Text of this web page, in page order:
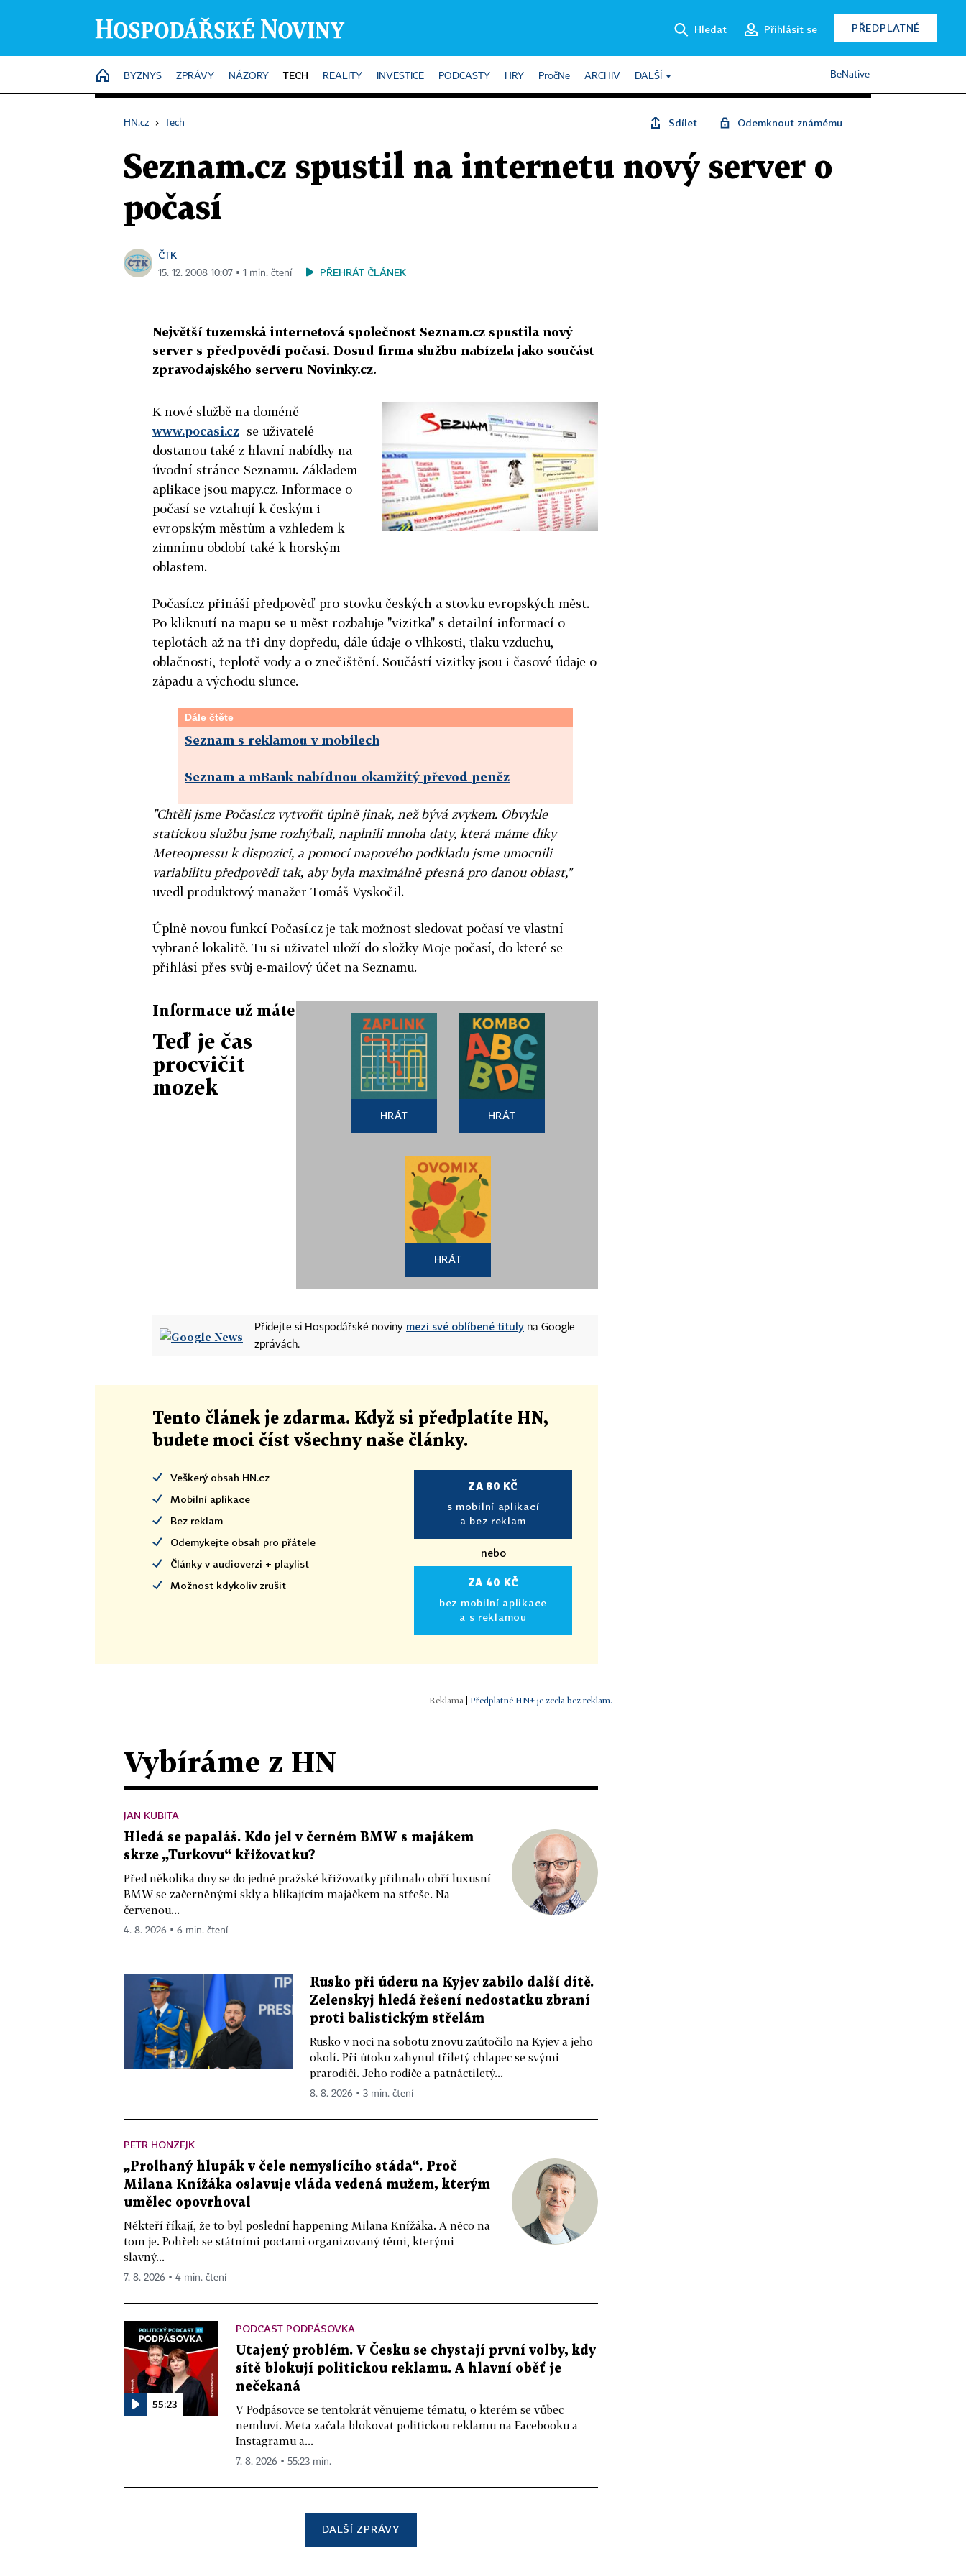
Hledat Přihlásit se PŘEDPLATNÉ
HOME
BYZNYS ZPRÁVY NÁZORY TECH REALITY INVESTICE PODCASTY HRY PročNe ARCHIV DALŠÍ BeNative
HN.cz › Tech Sdílet Odemknout známému
Seznam.cz spustil na internetu nový server o
počasí
ČTK
15. 12. 2008 10:07 ▪ 1 min. čtení PŘEHRÁT ČLÁNEK
Největší tuzemská internetová společnost Seznam.cz spustila nový
server s předpovědí počasí. Dosud firma službu nabízela jako součást
zpravodajského serveru Novinky.cz.
K nové službě na doméně
www.pocasi.cz se uživatelé
dostanou také z hlavní nabídky na
úvodní stránce Seznamu. Základem
aplikace jsou mapy.cz. Informace o
počasí se vztahují k českým i
evropským městům a vzhledem k
zimnímu období také k horským
oblastem.
Počasí.cz přináší předpověď pro stovku českých a stovku evropských měst.
Po kliknutí na mapu se u měst rozbaluje "vizitka" s detailní informací o
teplotách až na tři dny dopředu, dále údaje o vlhkosti, tlaku vzduchu,
oblačnosti, teplotě vody a o znečištění. Součástí vizitky jsou i časové údaje o
západu a východu slunce.
Dále čtěte
Seznam s reklamou v mobilech
Seznam a mBank nabídnou okamžitý převod peněz
"Chtěli jsme Počasí.cz vytvořit úplně jinak, než bývá zvykem. Obvykle
statickou službu jsme rozhýbali, naplnili mnoha daty, která máme díky
Meteopressu k dispozici, a pomocí mapového podkladu jsme umocnili
variabilitu předpovědi tak, aby byla maximálně přesná pro danou oblast,"
uvedl produktový manažer Tomáš Vyskočil.
Úplně novou funkcí Počasí.cz je tak možnost sledovat počasí ve vlastní
vybrané lokalitě. Tu si uživatel uloží do složky Moje počasí, do které se
přihlásí přes svůj e-mailový účet na Seznamu.
Informace už máte
Teď je čas
procvičit
mozek
HRÁT HRÁT
HRÁT
Přidejte si Hospodářské noviny mezi své oblíbené tituly na Google
zprávách.
Tento článek je zdarma. Když si předplatíte HN,
budete moci číst všechny naše články.
Veškerý obsah HN.cz
Mobilní aplikace
Bez reklam
Odemykejte obsah pro přátele
Články v audioverzi + playlist
Možnost kdykoliv zrušit
ZA 80 KČ
s mobilní aplikací
a bez reklam
nebo
ZA 40 KČ
bez mobilní aplikace
a s reklamou
Předplatné HN+ je zcela bez reklam.
Vybíráme z HN
JAN KUBITA
Hledá se papaláš. Kdo jel v černém BMW s majákem
skrze „Turkovu“ křižovatku?
Před několika dny se do jedné pražské křižovatky přihnalo obří luxusní
BMW se začerněnými skly a blikajícím majáčkem na střeše. Na
červenou...
4. 8. 2026 ▪ 6 min. čtení
Rusko při úderu na Kyjev zabilo další dítě.
Zelenskyj hledá řešení nedostatku zbraní
proti balistickým střelám
Rusko v noci na sobotu znovu zaútočilo na Kyjev a jeho
okolí. Při útoku zahynul tříletý chlapec se svými
prarodiči. Jeho rodiče a patnáctiletý...
8. 8. 2026 ▪ 3 min. čtení
PETR HONZEJK
„Prolhaný hlupák v čele nemyslícího stáda“. Proč
Milana Knížáka oslavuje vláda vedená mužem, kterým
umělec opovrhoval
Někteří říkají, že to byl poslední happening Milana Knížáka. A něco na
tom je. Pohřeb se státními poctami organizovaný těmi, kterými
slavný...
7. 8. 2026 ▪ 4 min. čtení
55:23
PODCAST PODPÁSOVKA
Utajený problém. V Česku se chystají první volby, kdy
sítě blokují politickou reklamu. A hlavní oběť je
nečekaná
V Podpásovce se tentokrát věnujeme tématu, o kterém se vůbec
nemluví. Meta začala blokovat politickou reklamu na Facebooku a
Instagramu a...
7. 8. 2026 ▪ 55:23 min.
DALŠÍ ZPRÁVY